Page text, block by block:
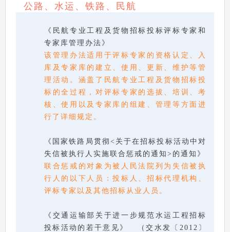
公路、水运、铁路、民航
《民航专业工程及货物招标投标评标专家和
专家库管理办法》
该管理办法适用于评标专家的资格认定、入
库及专家库的建立、使用、更新、维护等管
理活动。涵盖了民航专业工程及货物招标投
标的全过程，对评标专家的选拔、培训、考
核、使用以及专家库的组建、管理等方面进
行了详细规定。
《国家铁路局贯彻<关于在招标投标活动中对
失信被执行人实施联合惩戒的通知>的通知》
联合惩戒的对象为被人民法院列为失信被执
行人的以下人员：投标人、招标代理机构、
评标专家以及其他招标从业人员。
《交通运输部关于进一步规范水运工程招标
投标活动的若干意见》 （交水发〔2012〕